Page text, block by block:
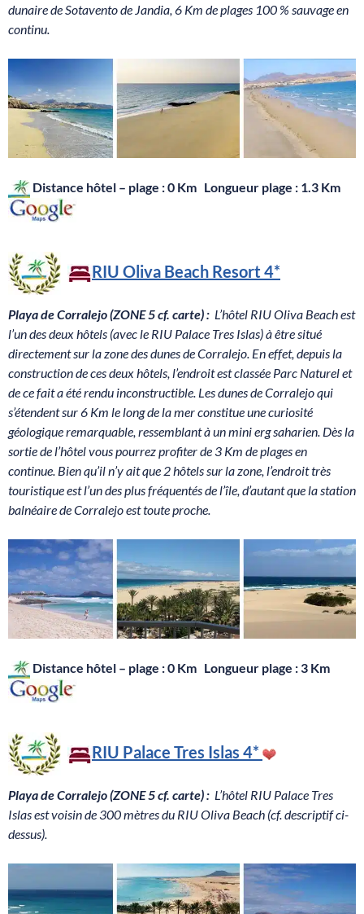
dunaire de Sotavento de Jandia, 6 Km de plages 100 % sauvage en
continu.
Distance hôtel – plage : 0 Km Longueur plage : 1.3 Km
RIU Oliva Beach Resort 4*
Playa de Corralejo (ZONE 5 cf. carte) : L’hôtel RIU Oliva Beach est
l’un des deux hôtels (avec le RIU Palace Tres Islas) à être situé
directement sur la zone des dunes de Corralejo. En effet, depuis la
construction de ces deux hôtels, l’endroit est classée Parc Naturel et
de ce fait a été rendu inconstructible. Les dunes de Corralejo qui
s’étendent sur 6 Km le long de la mer constitue une curiosité
géologique remarquable, ressemblant à un mini erg saharien. Dès la
sortie de l’hôtel vous pourrez profiter de 3 Km de plages en
continue. Bien qu’il n’y ait que 2 hôtels sur la zone, l’endroit très
touristique est l’un des plus fréquentés de l’île, d’autant que la station
balnéaire de Corralejo est toute proche.
Distance hôtel – plage : 0 Km Longueur plage : 3 Km
RIU Palace Tres Islas 4*
Playa de Corralejo (ZONE 5 cf. carte) : L’hôtel RIU Palace Tres
Islas est voisin de 300 mètres du RIU Oliva Beach (cf. descriptif ci-
dessus).